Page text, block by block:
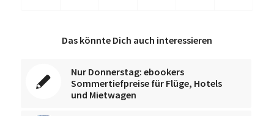
Das könnte Dich auch interessieren
Nur Donnerstag: ebookers
Sommertiefpreise für Flüge, Hotels
und Mietwagen